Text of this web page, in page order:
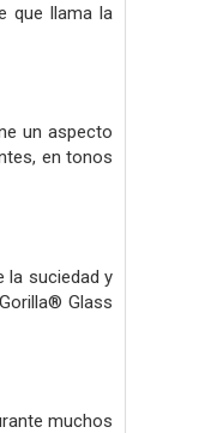
que llama la
un aspecto
en tonos
la suciedad y
Glass
muchos